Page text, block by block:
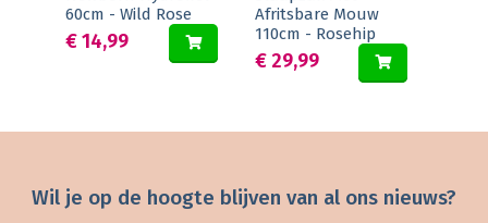
60cm - Wild Rose
€ 14,99
Afritsbare Mouw
110cm - Rosehip
€ 29,99
Wil je op de hoogte blijven van al ons nieuws?